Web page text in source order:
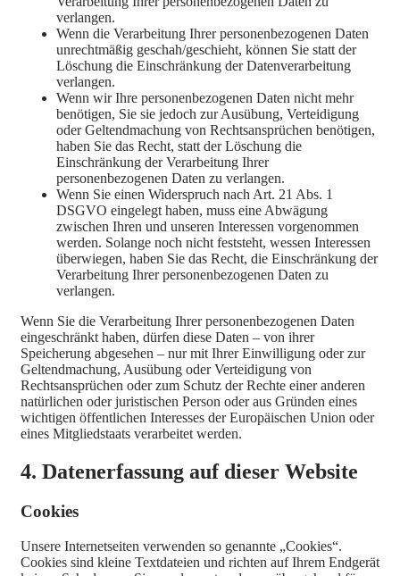
verlangen.
Wenn die Verarbeitung Ihrer personenbezogenen Daten
unrechtmäßig geschah/geschieht, können Sie statt der
Löschung die Einschränkung der Datenverarbeitung
verlangen.
Wenn wir Ihre personenbezogenen Daten nicht mehr
benötigen, Sie sie jedoch zur Ausübung, Verteidigung
oder Geltendmachung von Rechtsansprüchen benötigen,
haben Sie das Recht, statt der Löschung die
Einschränkung der Verarbeitung Ihrer
personenbezogenen Daten zu verlangen.
Wenn Sie einen Widerspruch nach Art. 21 Abs. 1
DSGVO eingelegt haben, muss eine Abwägung
zwischen Ihren und unseren Interessen vorgenommen
werden. Solange noch nicht feststeht, wessen Interessen
überwiegen, haben Sie das Recht, die Einschränkung der
Verarbeitung Ihrer personenbezogenen Daten zu
verlangen.
Wenn Sie die Verarbeitung Ihrer personenbezogenen Daten
eingeschränkt haben, dürfen diese Daten – von ihrer
Speicherung abgesehen – nur mit Ihrer Einwilligung oder zur
Geltendmachung, Ausübung oder Verteidigung von
Rechtsansprüchen oder zum Schutz der Rechte einer anderen
natürlichen oder juristischen Person oder aus Gründen eines
wichtigen öffentlichen Interesses der Europäischen Union oder
eines Mitgliedstaats verarbeitet werden.
4. Datenerfassung auf dieser Website
Cookies
Unsere Internetseiten verwenden so genannte „Cookies“.
Cookies sind kleine Textdateien und richten auf Ihrem Endgerät